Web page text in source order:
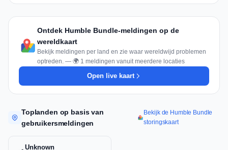
Ontdek Humble Bundle-meldingen op de
wereldkaart
Bekijk meldingen per land en zie waar wereldwijd problemen
optreden. — 🌍 1 meldingen vanuit meerdere locaties
Open live kaart
Toplanden op basis van
gebruikersmeldingen
Bekijk de Humble Bundle
storingskaart
Unknown